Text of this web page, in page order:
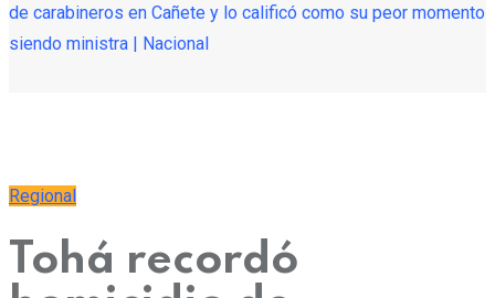
de carabineros en Cañete y lo calificó como su peor momento
siendo ministra | Nacional
Regional
Tohá recordó